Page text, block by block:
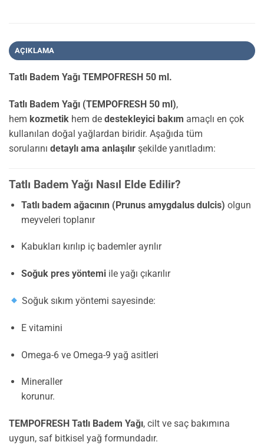
AÇIKLAMA
Tatlı Badem Yağı TEMPOFRESH 50 ml.
Tatlı Badem Yağı (TEMPOFRESH 50 ml),
hem kozmetik hem de destekleyici bakım amaçlı en çok
kullanılan doğal yağlardan biridir. Aşağıda tüm
sorularını detaylı ama anlaşılır şekilde yanıtladım:
Tatlı Badem Yağı Nasıl Elde Edilir?
Tatlı badem ağacının (Prunus amygdalus dulcis) olgun
meyveleri toplanır
Kabukları kırılıp iç bademler ayrılır
Soğuk pres yöntemiile yağı çıkarılır
Soğuk sıkım yöntemi sayesinde:
E vitamini
Omega-6 ve Omega-9 yağ asitleri
Mineraller
korunur.
TEMPOFRESH Tatlı Badem Yağı, cilt ve saç bakımına
uygun, saf bitkisel yağ formundadır.